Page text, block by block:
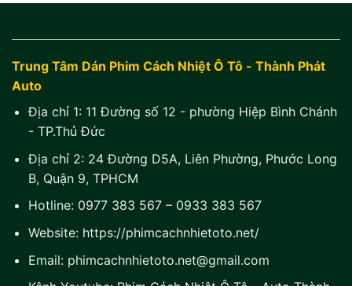
Trung Tâm Dán Phim Cách Nhiệt Ô Tô - Thành Phát
Auto
Địa chỉ 1: 11 Đường số 12 - phường Hiệp Bình Chánh
- TP.Thủ Đức
Địa chỉ 2: 24 Đường D5A, Liên Phường, Phước Long
B, Quận 9, TPHCM
Hotline: 0977 383 567– 0933 383 567
Website: https://phimcachnhietoto.net/
Email: phimcachnhietoto.net@gmail.com